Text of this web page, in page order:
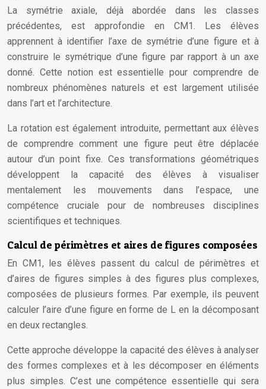
La symétrie axiale, déjà abordée dans les classes
précédentes, est approfondie en CM1. Les élèves
apprennent à identifier l’axe de symétrie d’une figure et à
construire le symétrique d’une figure par rapport à un axe
donné. Cette notion est essentielle pour comprendre de
nombreux phénomènes naturels et est largement utilisée
dans l’art et l’architecture.
La rotation est également introduite, permettant aux élèves
de comprendre comment une figure peut être déplacée
autour d’un point fixe. Ces transformations géométriques
développent la capacité des élèves à visualiser
mentalement les mouvements dans l’espace, une
compétence cruciale pour de nombreuses disciplines
scientifiques et techniques.
Calcul de périmètres et aires de figures composées
En CM1, les élèves passent du calcul de périmètres et
d’aires de figures simples à des figures plus complexes,
composées de plusieurs formes. Par exemple, ils peuvent
calculer l’aire d’une figure en forme de L en la décomposant
en deux rectangles.
Cette approche développe la capacité des élèves à analyser
des formes complexes et à les décomposer en éléments
plus simples. C’est une compétence essentielle qui sera